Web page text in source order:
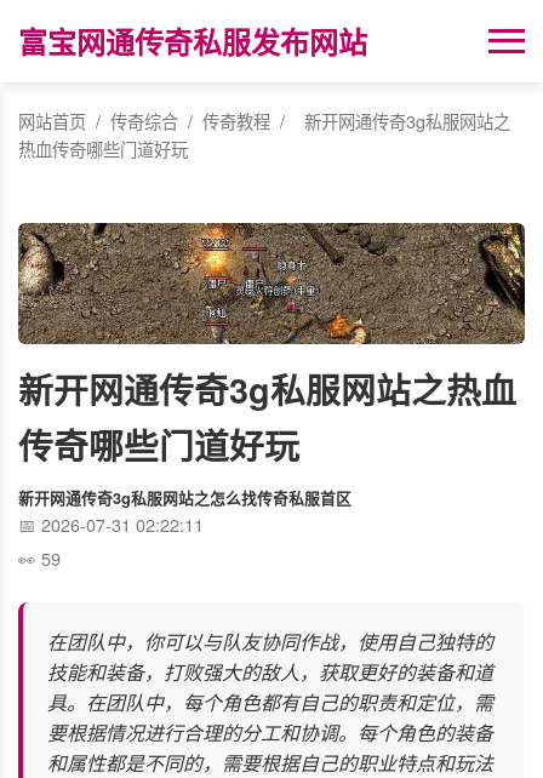
富宝网通传奇私服发布网站
网站首页 / 传奇综合 / 传奇教程 /
新开网通传奇3g私服网站之
热血传奇哪些门道好玩
新开网通传奇3g私服网站之热血
传奇哪些门道好玩
新开网通传奇3g私服网站之怎么找传奇私服首区
2026-07-31 02:22:11
59
在团队中，你可以与队友协同作战，使用自己独特的
技能和装备，打败强大的敌人，获取更好的装备和道
具。在团队中，每个角色都有自己的职责和定位，需
要根据情况进行合理的分工和协调。每个角色的装备
和属性都是不同的，需要根据自己的职业特点和玩法